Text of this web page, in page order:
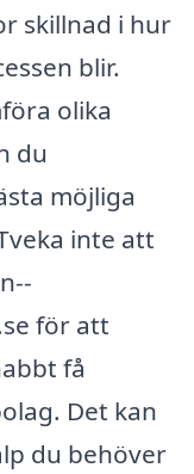
skillnad i hur
blir.
olika
du
möjliga
inte att
för att
få
Det kan
du behöver